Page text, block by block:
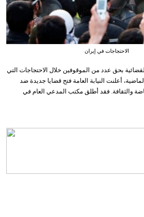
الاحتجاجات في إيران
بحق عدد من الموقوفين خلال الاحتجاجات التي
أعلنت النيابة العامة فتح قضايا جديدة ضد
والثقافة. فقد أطلق مكتب المدعي العام في